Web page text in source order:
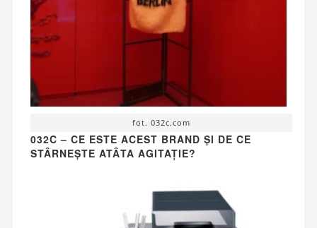
fot. 032c.com
032C – CE ESTE ACEST BRAND ȘI DE CE
STÂRNEȘTE ATÂTA AGITAȚIE?